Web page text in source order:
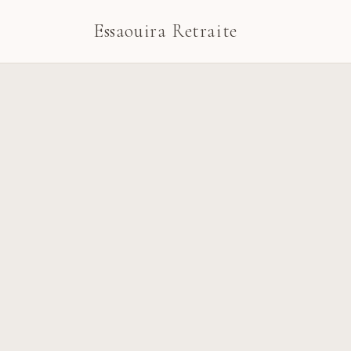
Essaouira Retraite